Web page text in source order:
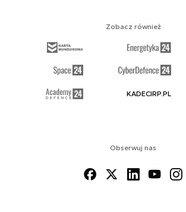
Obserwuj nas
Zobacz również
KADECIRP.PL